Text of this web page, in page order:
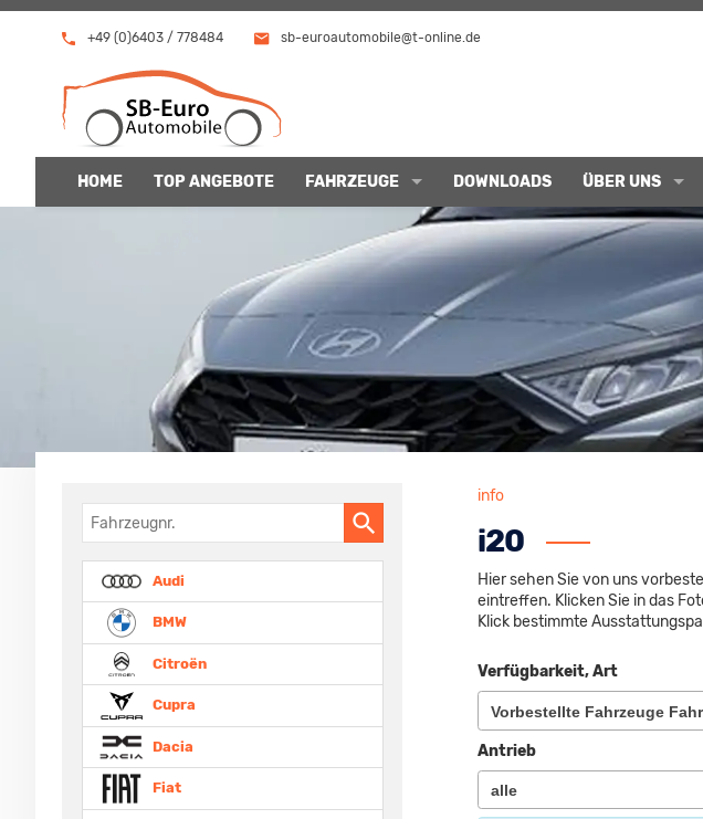
+49 (0)6403 / 778484 sb-euroautomobile@t-online.de
HOME TOP ANGEBOTE FAHRZEUGE DOWNLOADS ÜBER UNS
info
i20
Hier sehen Sie von uns
eintreffen. Klicken Sie in das
Klick bestimmte
Verfügbarkeit, Art
Antrieb
Fahrzeugnr.
Audi
BMW
Citroën
Cupra
Dacia
Fiat